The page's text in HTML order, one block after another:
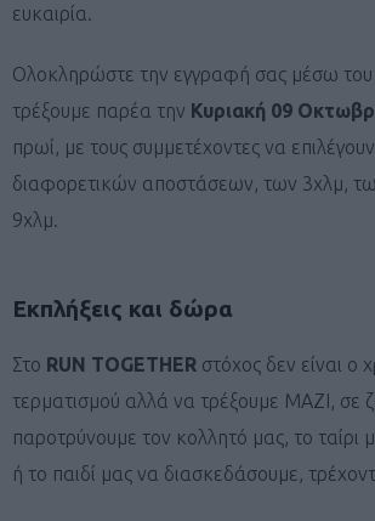
ευκαιρία.
Ολοκληρώστε την εγγραφή σας μέσω του
τρέξουμε παρέα την Κυριακή 09
πρωί, με τους συμμετέχοντες να
διαφορετικών αποστάσεων, των 3χλμ,
9χλμ.
Εκπλήξεις και δώρα
Στο RUN TOGETHER στόχος δεν είναι ο
τερματισμού αλλά να τρέξουμε ΜΑΖΙ, σε
παροτρύνουμε τον κολλητό μας, το ταίρι
ή το παιδί μας να διασκεδάσουμε,